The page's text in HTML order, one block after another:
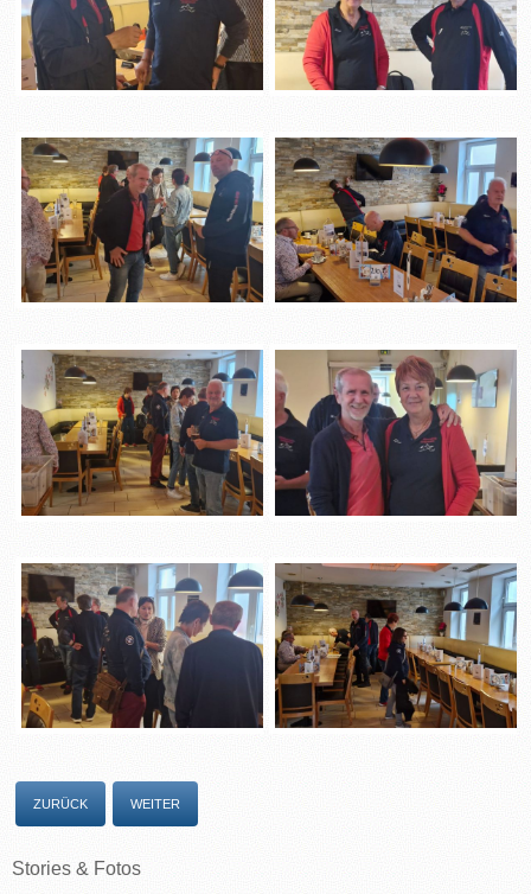
ZURÜCK WEITER
Stories & Fotos